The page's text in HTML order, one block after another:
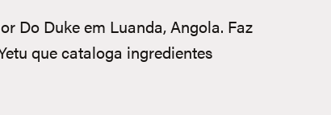
Do Duke em Luanda, Angola. Faz
que cataloga ingredientes